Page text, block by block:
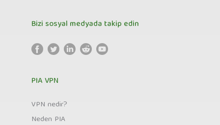
Bizi sosyal medyada takip edin
PIA VPN
VPN nedir?
Neden PIA